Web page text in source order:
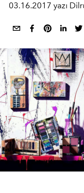
03.16.2017 yazı